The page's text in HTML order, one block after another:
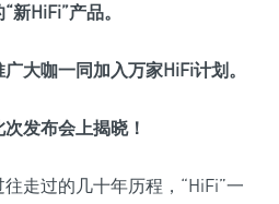
HiFi”产品。
大咖一同加入万家HiFi计划。
发布会上揭晓！
走过的几十年历程，“HiFi”一